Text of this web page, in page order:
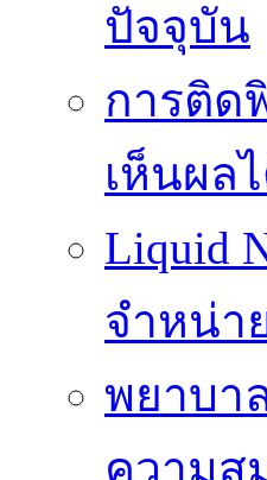
ปัจจุบัน
การติด
เห็นผล
Liquid
จำหน่า
พยาบา
ความส